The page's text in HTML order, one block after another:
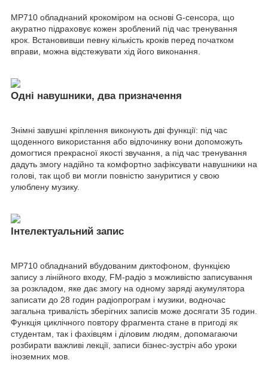
MP710 обладнаний крокоміром на основі G-сенсора, що
акуратно підраховує кожен зроблений під час тренування
крок. Встановивши певну кількість кроків перед початком
вправи, можна відстежувати хід його виконання.
Одні навушники, два призначення
Знімні завушні кріплення виконують дві функції: під час
щоденного використання або відпочинку вони допоможуть
домогтися прекрасної якості звучання, а під час тренування
дадуть змогу надійно та комфортно зафіксувати навушники на
голові, так щоб ви могли повністю зануритися у свою
улюблену музику.
Інтелектуальний запис
MP710 обладнаний вбудованим диктофоном, функцією
запису з лінійного входу, FM-радіо з можливістю записування
за розкладом, яке дає змогу на одному заряді акумулятора
записати до 28 годин радіопрограм і музики, водночас
загальна тривалість зберігних записів може досягати 35 годин.
Функція циклічного повтору фрагмента стане в пригоді як
студентам, так і фахівцям і діловим людям, допомагаючи
розбирати важливі лекції, записи бізнес-зустріч або уроки
іноземних мов.